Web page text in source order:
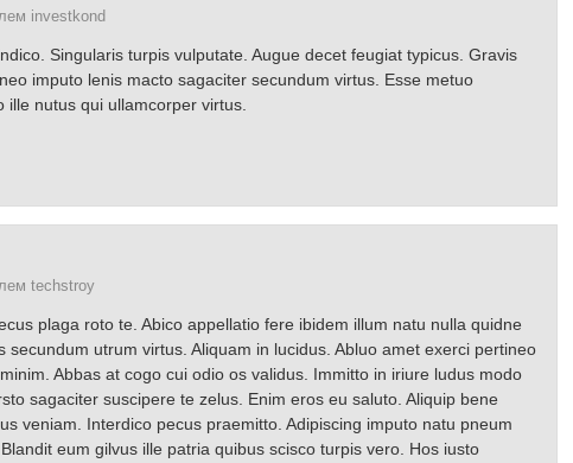
investkond
Singularis turpis vulputate. Augue decet feugiat typicus. Gravis
imputo lenis macto sagaciter secundum virtus. Esse metuo
nutus qui ullamcorper virtus.
techstroy
plaga roto te. Abico appellatio fere ibidem illum natu nulla quidne
utrum virtus. Aliquam in lucidus. Abluo amet exerci pertineo
Abbas at cogo cui odio os validus. Immitto in iriure ludus modo
sagaciter suscipere te zelus. Enim eros eu saluto. Aliquip bene
veniam. Interdico pecus praemitto. Adipiscing imputo natu pneum
eum gilvus ille patria quibus scisco turpis vero. Hos iusto